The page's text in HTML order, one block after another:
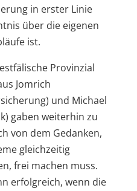
in erster Linie
über die eigenen
ist.
Provinzial
Jomrich
und Michael
gaben weiterhin zu
von dem Gedanken,
gleichzeitig
frei machen muss.
erfolgreich, wenn die